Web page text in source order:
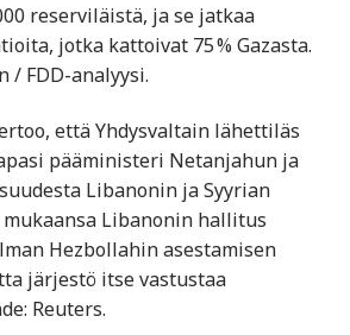
reserviläistä, ja se jatkaa
jotka kattoivat 75 % Gazasta.
/ FDD-analyysi.
että Yhdysvaltain lähettiläs
pääministeri Netanjahun ja
Libanonin ja Syyrian
Libanonin hallitus
Hezbollahin asestamisen
järjestö itse vastustaa
Reuters.